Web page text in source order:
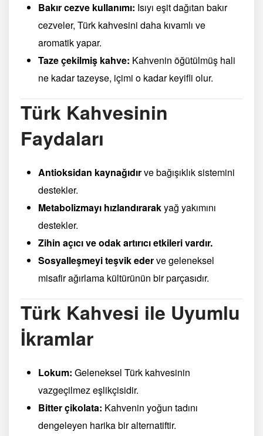
Bakır cezve kullanımı: Isıyı eşit dağıtan bakır
cezveler, Türk kahvesini daha kıvamlı ve
aromatik yapar.
Taze çekilmiş kahve: Kahvenin öğütülmüş hali
ne kadar tazeyse, içimi o kadar keyifli olur.
Türk Kahvesinin
Faydaları
Antioksidan kaynağıdırve bağışıklık sistemini
destekler.
Metabolizmayı hızlandırarakyağ yakımını
destekler.
Zihin açıcı ve odak artırıcı etkileri vardır.
Sosyalleşmeyi teşvik ederve geleneksel
misafir ağırlama kültürünün bir parçasıdır.
Türk Kahvesi ile Uyumlu
İkramlar
Lokum: Geleneksel Türk kahvesinin
vazgeçilmez eşlikçisidir.
Bitter çikolata: Kahvenin yoğun tadını
dengeleyen harika bir alternatiftir.